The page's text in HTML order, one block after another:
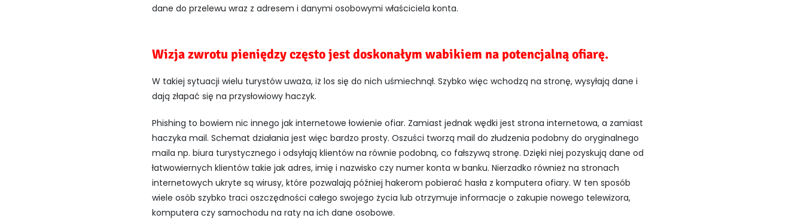
dane do przelewu wraz z adresem i danymi osobowymi właściciela konta.
Wizja zwrotu pieniędzy często jest doskonałym wabikiem na potencjalną ofiarę.
W takiej sytuacji wielu turystów uważa, iż los się do nich uśmiechnął. Szybko więc wchodzą na stronę, wysyłają dane i
dają złapać się na przysłowiowy haczyk.
Phishing to bowiem nic innego jak internetowe łowienie ofiar. Zamiast jednak wędki jest strona internetowa, a zamiast
haczyka mail. Schemat działania jest więc bardzo prosty. Oszuści tworzą mail do złudzenia podobny do oryginalnego
maila np. biura turystycznego i odsyłają klientów na równie podobną, co fałszywą stronę. Dzięki niej pozyskują dane od
łatwowiernych klientów takie jak adres, imię i nazwisko czy numer konta w banku. Nierzadko również na stronach
internetowych ukryte są wirusy, które pozwalają później hakerom pobierać hasła z komputera ofiary. W ten sposób
wiele osób szybko traci oszczędności całego swojego życia lub otrzymuje informacje o zakupie nowego telewizora,
komputera czy samochodu na raty na ich dane osobowe.